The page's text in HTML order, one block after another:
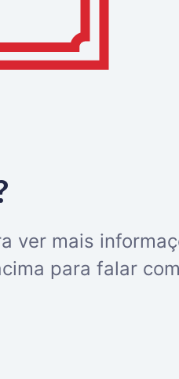
ver mais
para falar